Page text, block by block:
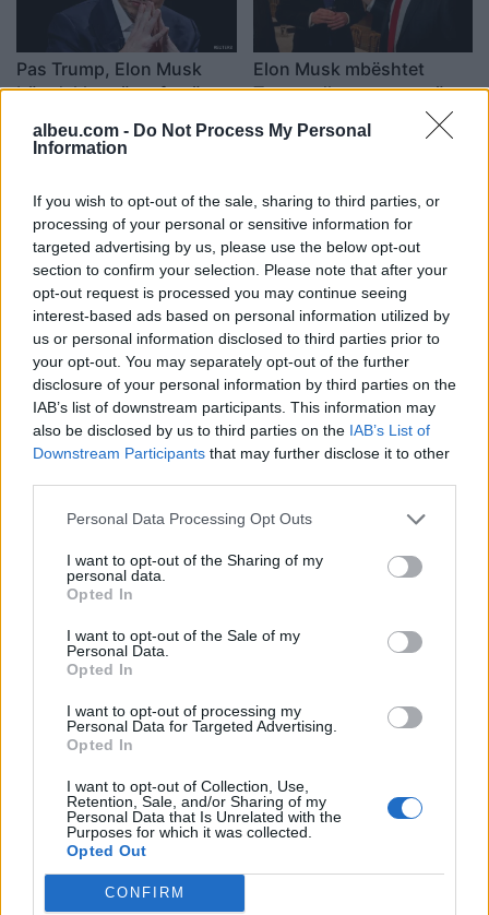
albeu.com - Do Not Process My Personal
Information
If you wish to opt-out of the sale, sharing to third parties, or
processing of your personal or sensitive information for
targeted advertising by us, please use the below opt-out
section to confirm your selection. Please note that after your
opt-out request is processed you may continue seeing
interest-based ads based on personal information utilized by
us or personal information disclosed to third parties prior to
your opt-out. You may separately opt-out of the further
disclosure of your personal information by third parties on the
IAB’s list of downstream participants. This information may
also be disclosed by us to third parties on the IAB’s List of
Downstream Participants that may further disclose it to other
Personal Data Processing Opt Outs
I want to opt-out of the Sharing of my
personal data.
Opted In
I want to opt-out of the Sale of my
Personal Data.
Opted In
I want to opt-out of processing my
Personal Data for Targeted Advertising.
Opted In
I want to opt-out of Collection, Use,
Retention, Sale, and/or Sharing of my
Personal Data that Is Unrelated with the
Purposes for which it was collected.
Opted Out
CONFIRM
Pas Trump, Elon Musk
bën deklaratën e fortë:
18:48 / 15/07/2024
Elon Musk mbështet
Trump, dhuron para në
mbështetje të fushatës së
ish-presidentit
12:58 / 13/07/2024
Elon Musk zbulon se
çfarë do të bëjë me “X”-in
12:19 / 02/05/2024
Elon Musk sjell rrjetin
”Starlink” edhe në
Shqipëri, ja si funksionon
16:51 / 09/04/2024
Elon Musk zbulon drogën
që përdor
kryeministres italiane,